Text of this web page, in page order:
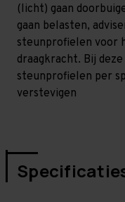
(licht) gaan
gaan belasten,
steunprofielen voor
draagkracht. Bij
steunprofielen per
verstevigen